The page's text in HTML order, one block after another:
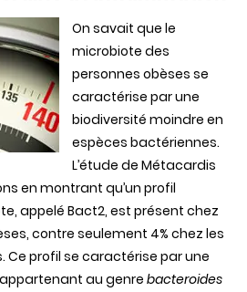
On savait que le
microbiote des
personnes obèses se
caractérise par une
biodiversité moindre en
espèces bactériennes.
L’étude de Métacardis
en montrant qu’un profil
appelé Bact2, est présent chez
contre seulement 4% chez les
Ce profil se caractérise par une
au genre bacteroides